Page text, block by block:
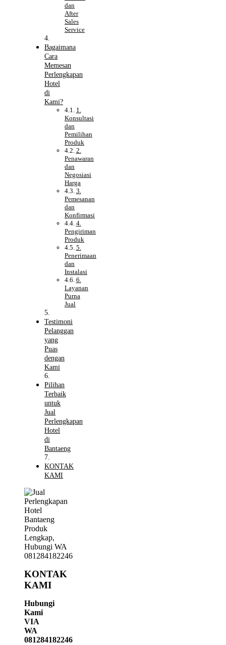
dan
After
Sales
Service
Bagaimana
Cara
Memesan
Perlengkapan
Hotel
di
Kami?
1.
Konsultasi
dan
Pemilihan
Produk
2.
Penawaran
dan
Negosiasi
Harga
3.
Pemesanan
dan
Konfirmasi
4.
Pengiriman
Produk
5.
Penerimaan
dan
Instalasi
6.
Layanan
Purna
Jual
Testimoni
Pelanggan
yang
Puas
dengan
Kami
Pilihan
Terbaik
untuk
Jual
Perlengkapan
Hotel
di
Bantaeng
KONTAK
KAMI
KONTAK
KAMI
Hubungi
Kami
VIA
WA
081284182246